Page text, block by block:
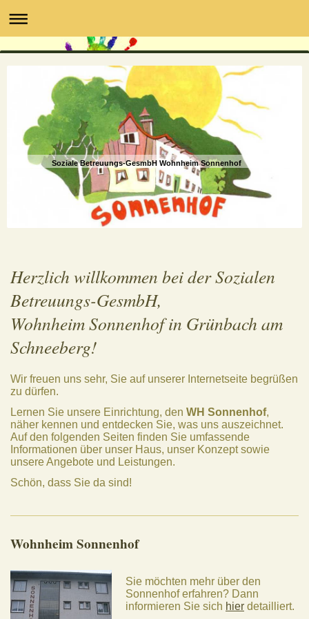
Soziale Betreuungs-GesmbH Wohnheim Sonnenhof
Herzlich willkommen bei der Sozialen
Betreuungs-GesmbH,
Wohnheim Sonnenhof in Grünbach am
Schneeberg!
Wir freuen uns sehr, Sie auf unserer Internetseite begrüßen
zu dürfen.
Lernen Sie unsere Einrichtung, den WH Sonnenhof,
näher kennen und entdecken Sie, was uns auszeichnet.
Auf den folgenden Seiten finden Sie umfassende
Informationen über unser Haus, unser Konzept sowie
unsere Angebote und Leistungen.
Schön, dass Sie da sind!
Wohnheim Sonnenhof
Sie möchten mehr über den
Sonnenhof erfahren? Dann
informieren Sie sich hier detailliert.